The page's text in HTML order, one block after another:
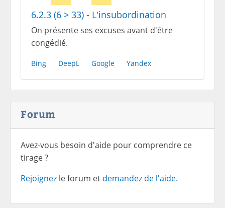
6.2.3 (6 > 33) - L'insubordination
On présente ses excuses avant d'être
congédié.
Bing DeepL Google Yandex
Forum
Avez-vous besoin d'aide pour comprendre ce
tirage ?
Rejoignez le forum et demandez de l'aide.